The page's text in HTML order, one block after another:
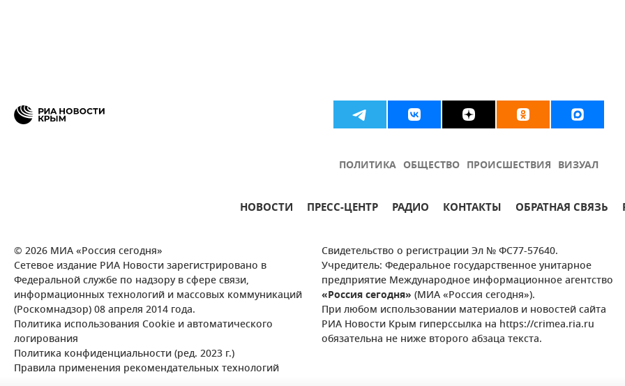
ПОЛИТИКА ОБЩЕСТВО ПРОИСШЕСТВИЯ ВИЗУАЛ
НОВОСТИ ПРЕСС-ЦЕНТР РАДИО КОНТАКТЫ ОБРАТНАЯ СВЯЗЬ
© 2026 МИА «Россия сегодня»
Сетевое издание РИА Новости зарегистрировано в
Федеральной службе по надзору в сфере связи,
информационных технологий и массовых коммуникаций
(Роскомнадзор) 08 апреля 2014 года.
Политика использования Cookie и автоматического
логирования
Политика конфиденциальности (ред. 2023 г.)
Правила применения рекомендательных технологий
Свидетельство о регистрации Эл № ФС77-57640.
Учредитель: Федеральное государственное унитарное
предприятие Международное информационное агентство
«Россия сегодня» (МИА «Россия сегодня»).
При любом использовании материалов и новостей сайта
РИА Новости Крым гиперссылка на https://crimea.ria.ru
обязательна не ниже второго абзаца текста.